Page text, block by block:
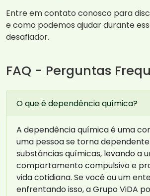
Entre em contato conosco para
e como podemos ajudar durante
desafiador.
FAQ - Perguntas
O que é dependência química?
A dependência química é uma
uma pessoa se torna
substâncias químicas, levando a
comportamento compulsivo e
vida cotidiana. Se você ou um
enfrentando isso, a Grupo ViDA